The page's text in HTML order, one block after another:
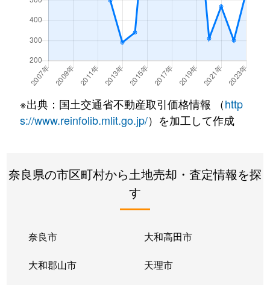
※出典：国土交通省不動産取引価格情報 （http
s://www.reinfolib.mlit.go.jp/）を加工して作成
奈良県の市区町村から土地売却・査定情報を探
す
奈良市 大和高田市
大和郡山市 天理市